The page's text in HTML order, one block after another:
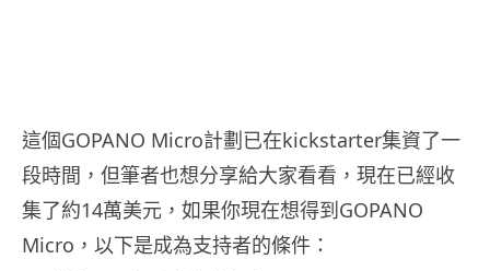
這個GOPANO Micro計劃已在kickstarter集資了一
段時間，但筆者也想分享給大家看看，現在已經收
集了約14萬美元，如果你現在想得到GOPANO
Micro，以下是成為支持者的條件：